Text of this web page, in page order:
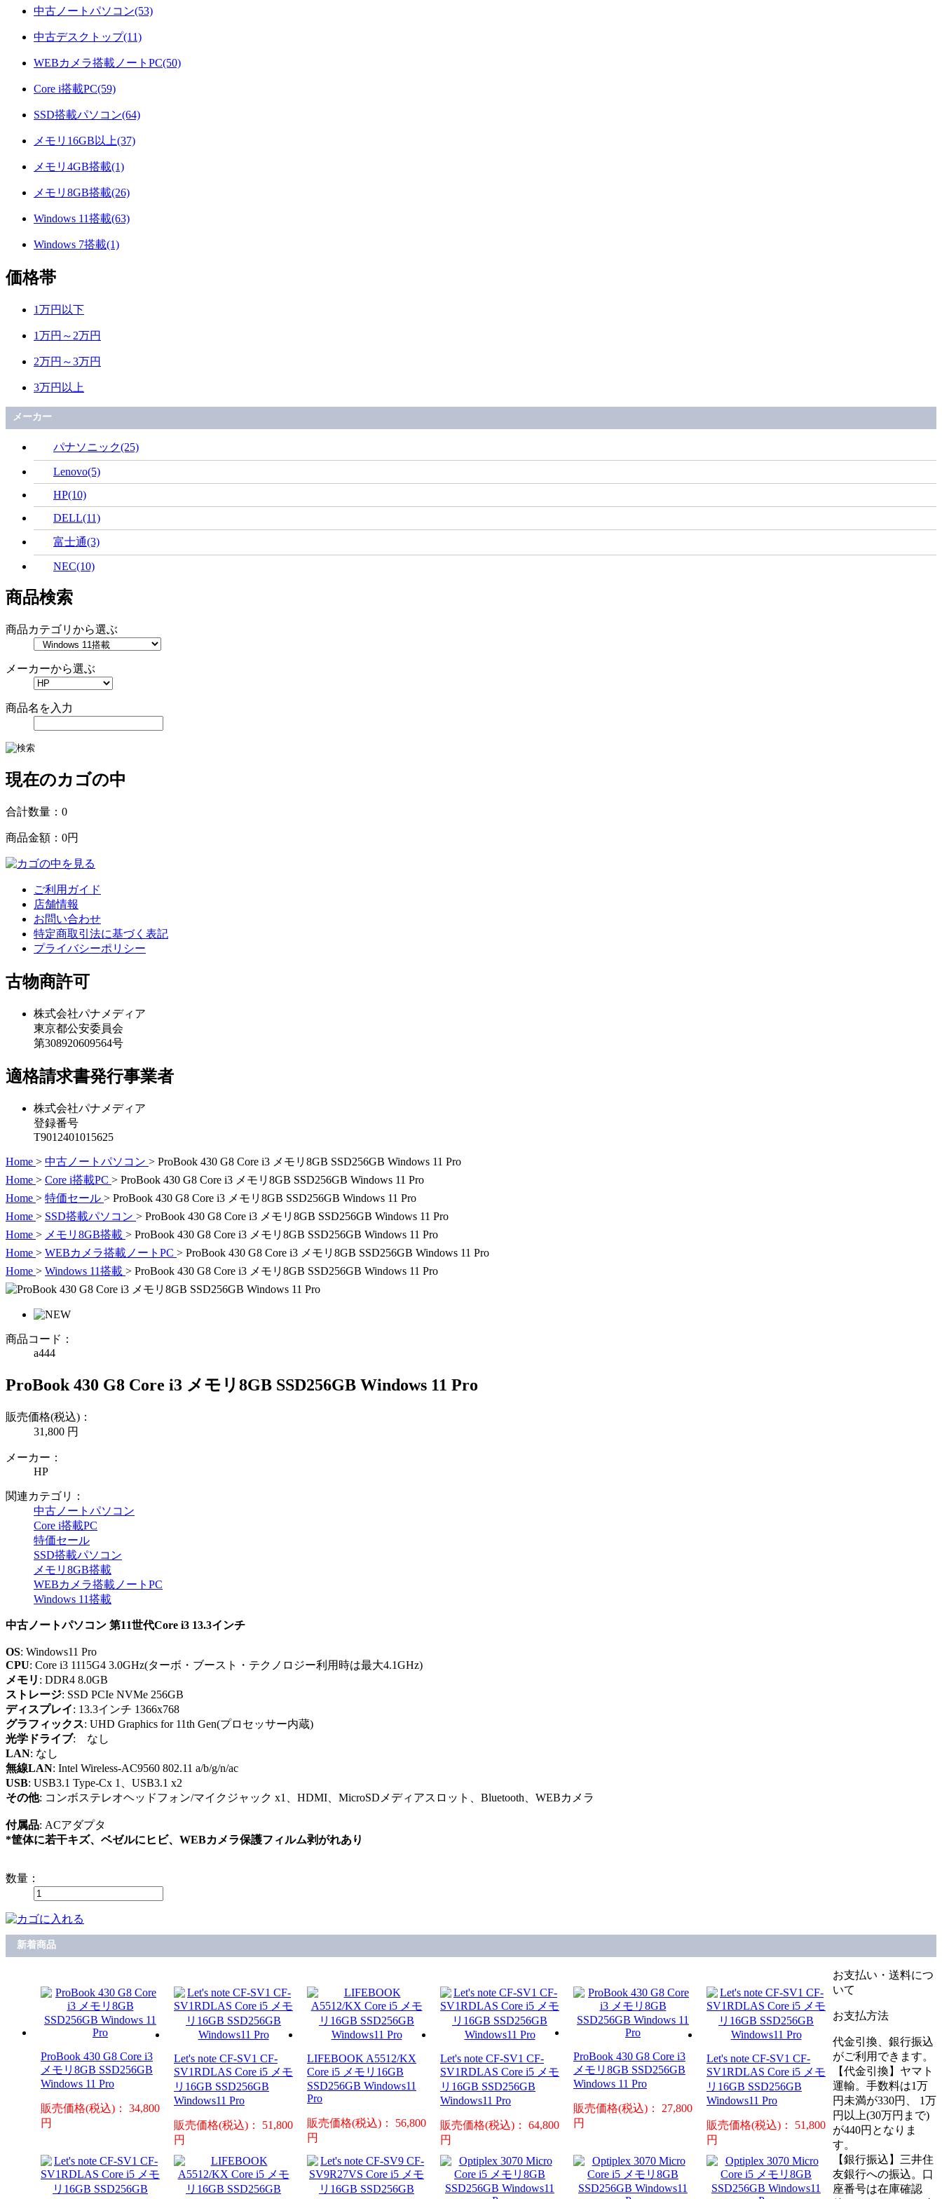
中古ノートパソコン(53)
中古デスクトップ(11)
WEBカメラ搭載ノートPC(50)
Core i搭載PC(59)
SSD搭載パソコン(64)
メモリ16GB以上(37)
メモリ4GB搭載(1)
メモリ8GB搭載(26)
Windows 11搭載(63)
Windows 7搭載(1)
価格帯
1万円以下
1万円～2万円
2万円～3万円
3万円以上
メーカー
パナソニック(25)
Lenovo(5)
HP(10)
DELL(11)
富士通(3)
NEC(10)
商品検索
商品カテゴリから選ぶ
メーカーから選ぶ
商品名を入力
現在のカゴの中
合計数量： 0
商品金額： 0円
ご利用ガイド
店舗情報
お問い合わせ
特定商取引法に基づく表記
プライバシーポリシー
古物商許可
株式会社パナメディア
東京都公安委員会
第308920609564号
適格請求書発行事業者
株式会社パナメディア
登録番号
T9012401015625
Home > 中古ノートパソコン > ProBook 430 G8 Core i3 メモリ8GB SSD256GB Windows 11 Pro
Home > Core i搭載PC > ProBook 430 G8 Core i3 メモリ8GB SSD256GB Windows 11 Pro
Home > 特価セール > ProBook 430 G8 Core i3 メモリ8GB SSD256GB Windows 11 Pro
Home > SSD搭載パソコン > ProBook 430 G8 Core i3 メモリ8GB SSD256GB Windows 11 Pro
Home > メモリ8GB搭載 > ProBook 430 G8 Core i3 メモリ8GB SSD256GB Windows 11 Pro
Home > WEBカメラ搭載ノートPC > ProBook 430 G8 Core i3 メモリ8GB SSD256GB Windows 11 Pro
Home > Windows 11搭載 > ProBook 430 G8 Core i3 メモリ8GB SSD256GB Windows 11 Pro
商品コード：
a444
ProBook 430 G8 Core i3 メモリ8GB SSD256GB Windows 11 Pro
販売価格(税込)：
31,800 円
メーカー：
HP
関連カテゴリ：
中古ノートパソコン
Core i搭載PC
特価セール
SSD搭載パソコン
メモリ8GB搭載
WEBカメラ搭載ノートPC
Windows 11搭載
中古ノートパソコン 第11世代Core i3 13.3インチ
OS: Windows11 Pro
CPU: Core i3 1115G4 3.0GHz(ターボ・ブースト・テクノロジー利用時は最大4.1GHz)
メモリ : DDR4 8.0GB
ストレージ: SSD PCIe NVMe 256GB
ディスプレイ: 13.3インチ 1366x768
グラフィックス: UHD Graphics for 11th Gen(プロセッサー内蔵)
光学ドライブ: なし
LAN: なし
無線LAN: Intel Wireless-AC9560 802.11 a/b/g/n/ac
USB: USB3.1 Type-Cx 1、USB3.1 x2
その他: コンボステレオヘッドフォン/マイクジャック x1、HDMI、MicroSDメディアスロット、Bluetooth、WEBカメラ
付属品: ACアダプタ
*筐体に若干キズ、ベゼルにヒビ、WEBカメラ保護フィルム剥がれあり
数量：
新着商品
ProBook 430 G8 Core i3
メモリ8GB SSD256GB
Windows 11 Pro
販売価格(税込)： 34,800
円
Let's note CF-SV1 CF-
SV1RDLAS Core i5 メモ
リ16GB SSD256GB
Windows11 Pro
販売価格(税込)： 51,800
円
LIFEBOOK A5512/KX
Core i5 メモリ16GB
SSD256GB Windows11
Pro
販売価格(税込)： 56,800
円
Let's note CF-SV1 CF-
SV1RDLAS Core i5 メモ
リ16GB SSD256GB
Windows11 Pro
販売価格(税込)： 64,800
円
ProBook 430 G8 Core i3
メモリ8GB SSD256GB
Windows 11 Pro
販売価格(税込)： 27,800
円
Let's note CF-SV1 CF-
SV1RDLAS Core i5 メモ
リ16GB SSD256GB
Windows11 Pro
販売価格(税込)： 51,800
円
お支払い・送料につ
いて
お支払方法
代金引換、銀行振込
がご利用できます。
【代金引換】ヤマト
運輸。手数料は1万
円未満が330円、 1万
円以上(30万円まで)
が440円となりま
す。
【銀行振込】三井住
友銀行への振込。口
座番号は在庫確認